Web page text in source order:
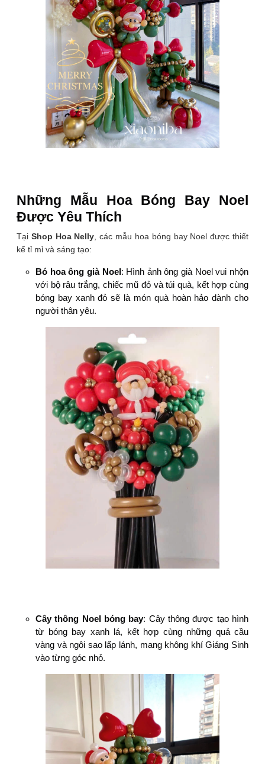
Những Mẫu Hoa Bóng Bay Noel
Được Yêu Thích
Tại Shop Hoa Nelly , các mẫu hoa bóng bay Noel được thiết
kế tỉ mỉ và sáng tạo:
Bó hoa ông già Noel: Hình ảnh ông già Noel vui nhộn
với bộ râu trắng, chiếc mũ đỏ và túi quà, kết hợp cùng
bóng bay xanh đỏ sẽ là món quà hoàn hảo dành cho
người thân yêu.
Cây thông Noel bóng bay: Cây thông được tạo hình
từ bóng bay xanh lá, kết hợp cùng những quả cầu
vàng và ngôi sao lấp lánh, mang không khí Giáng Sinh
vào từng góc nhỏ.